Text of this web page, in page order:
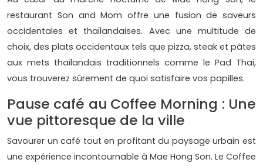
restaurant Son and Mom offre une fusion de saveurs
occidentales et thaïlandaises. Avec une multitude de
choix, des plats occidentaux tels que pizza, steak et pâtes
aux mets thaïlandais traditionnels comme le Pad Thai,
vous trouverez sûrement de quoi satisfaire vos papilles.
Pause café au Coffee Morning : Une
vue pittoresque de la ville
Savourer un café tout en profitant du paysage urbain est
une expérience incontournable à Mae Hong Son. Le Coffee